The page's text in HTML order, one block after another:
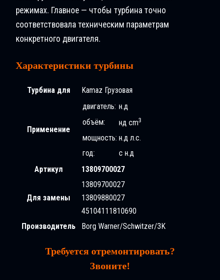
режимах. Главное — чтобы турбина точно
соответствовала техническим параметрам
конкретного двигателя.
Характеристики турбины
Турбина для Kamaz Грузовая
Применение
двигатель: н.д
объём:
нд cm3
мощность: н.д л.с.
год:
с н.д
Артикул
13809700027
Для замены
13809700027
13809880027
45104111810690
Производитель
Borg Warner/Schwitzer/3K
Требуется отремонтировать?
Звоните!